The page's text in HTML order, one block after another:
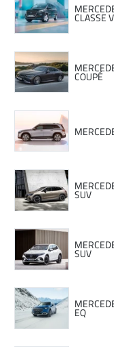
CLASSE V
COUPÉ
SUV
SUV
EQ